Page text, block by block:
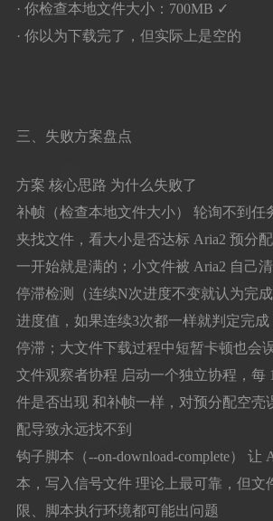
· 你检查本地文件大小：700MB ✓
· 你以为下载完了，但实际上是空的
三、失败方案盘点
方案 核心思路 为什么失败了
补帧（检查本地文件大小） 轮询不到任
夹找文件，看大小是否达标 Aria2 预分
一开始就是满的；小文件被 Aria2 自己
停滞检测（连续N次进度不变就认为完
进度值，如果连续3次都一样就判定完
停滞；大文件下载过程中短暂卡顿也会
文件观察者协程 启动一个独立协程，每
件是否出现 和补帧一样，对预分配空壳
配导致永远找不到
钩子脚本（--on-download-complete） 让
本，写入信号文件 理论上最可靠，但文
限、脚本执行环境都可能出问题